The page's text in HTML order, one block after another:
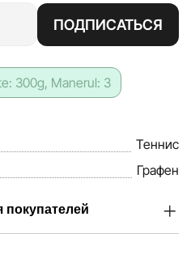
ПОДПИСАТЬСЯ
300g, Manerul: 3
Теннис
Графен
день мы работаем над тем,